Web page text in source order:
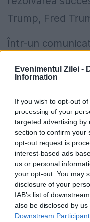
Evenimentul Zilei -
Information
If you wish to opt-out
processing of your
targeted advertising by
section to confirm your
opt-out request is
interest-based ads
us or personal
your opt-out. You may
disclosure of your
IAB’s list of
also be disclosed by
Downstream
Trump, Fred
Într-un
”perdant”. ”Este
cum se
încerca şi apoi
adăugat ea.